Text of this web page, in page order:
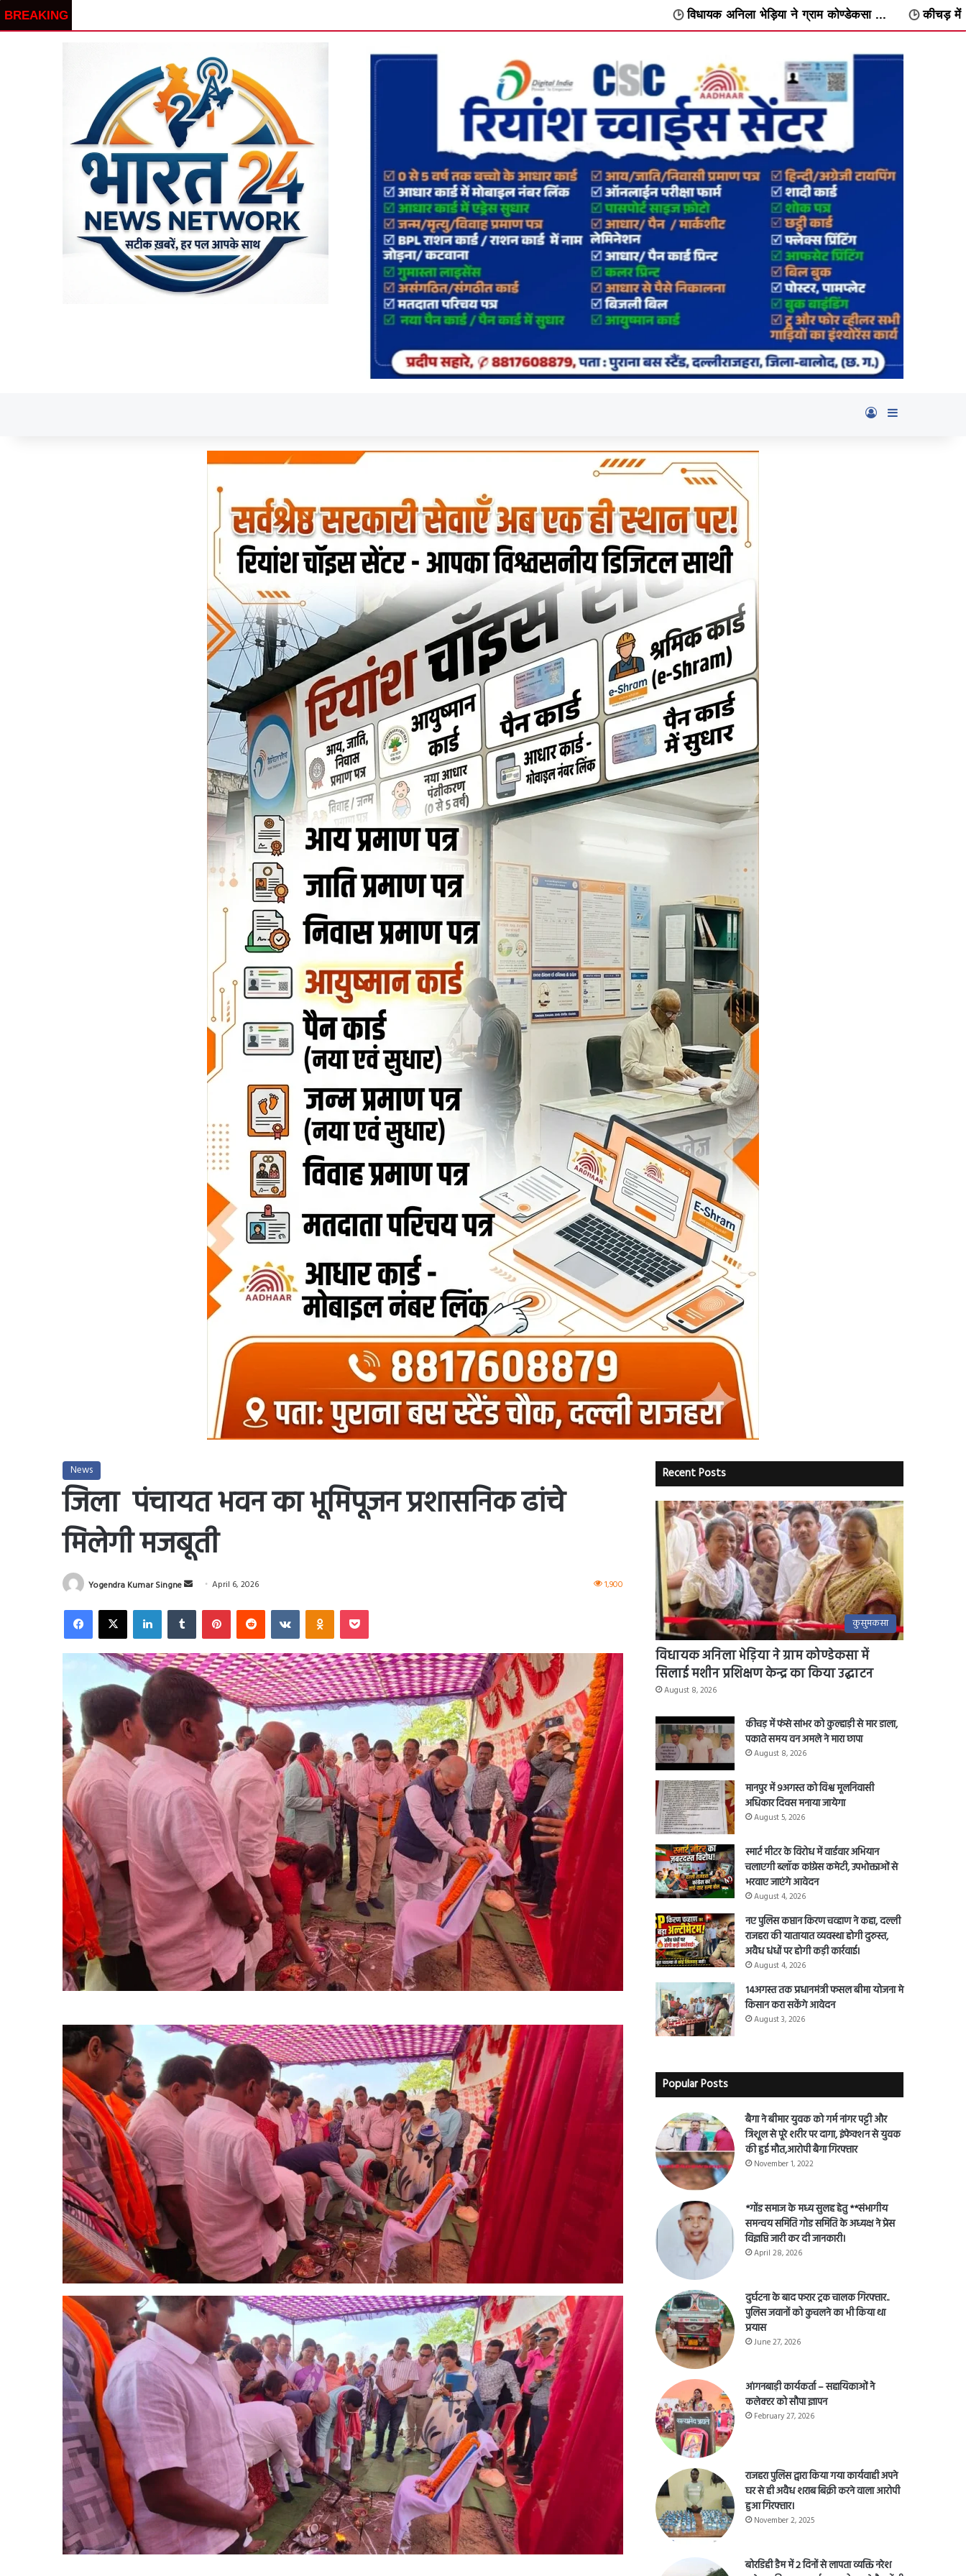
BREAKING विधायक अनिला भेड़िया ने ग्राम कोण्डेकसा ... कीचड़ में फंसे सांभर को कुल्हाड़ी से
Log InSidebar
News
जिला पंचायत भवन का भूमिपूजन प्रशासनिक ढांचे
मिलेगी मजबूती
Yogendra Kumar Singne
Send
an
email
April 6, 2026 1,900
Facebook
X LinkedInTumblrPinterestRedditVKontakteOdnoklassniki
Pocket
Recent Posts
कुसुमकसा
विधायक अनिला भेड़िया ने ग्राम कोण्डेकसा में
सिलाई मशीन प्रशिक्षण केन्द्र का किया उद्घाटन
August 8, 2026
कीचड़ में फंसे सांभर को कुल्हाड़ी से मार डाला,
पकाते समय वन अमले ने मारा छापा
August 8, 2026
मानपुर में 9अगस्त को विश्व मूलनिवासी
अधिकार दिवस मनाया जायेगा
August 5, 2026
स्मार्ट मीटर के विरोध में वार्डवार अभियान
चलाएगी ब्लॉक कांग्रेस कमेटी, उपभोक्ताओं से
भरवाए जाएंगे आवेदन
August 4, 2026
नए पुलिस कप्तान किरण चव्हाण ने कहा, दल्ली
राजहरा की यातायात व्यवस्था होगी दुरुस्त,
अवैध धंधों पर होगी कड़ी कार्रवाई।
August 4, 2026
14अगस्त तक प्रधानमंत्री फसल बीमा योजना मे
किसान करा सकेंगे आवेदन
August 3, 2026
Popular Posts
बैगा ने बीमार युवक को गर्म नांगर पट्टी और
त्रिशूल से पूरे शरीर पर दागा, इंफेक्शन से युवक
की हुई मौत,आरोपी बैगा गिरफ्तार
*गोंड समाज के मध्य सुलह हेतु **संभागीय
समन्वय समिति गोड समिति के अध्यक्ष ने प्रेस
विज्ञप्ति जारी कर दी जानकारी।
April 28, 2026
दुर्घटना के बाद फरार ट्रक चालक गिरफ्तार..
पुलिस जवानों को कुचलने का भी किया था
प्रयास
आंगनबाड़ी कार्यकर्ता – सहायिकाओं नेे
कलेक्टर को सौपा ज्ञापन
February 27, 2026
राजहरा पुलिस द्वारा किया गया कार्यवाही अपने
घर से ही अवैध शराब बिक्री करने वाला आरोपी
हुआ गिरफ्तार।